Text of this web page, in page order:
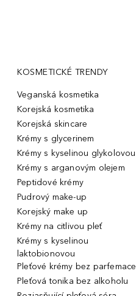
KOSMETICKÉ TRENDY
Veganská kosmetika
Korejská kosmetika
Korejská skincare
Krémy s glycerinem
Krémy s kyselinou glykolovou
Krémy s arganovým olejem
Peptidové krémy
Pudrový make-up
Korejský make up
Krémy na citlivou pleť
Krémy s kyselinou
laktobionovou
Pleťové krémy bez parfemace
Pleťová tonika bez alkoholu